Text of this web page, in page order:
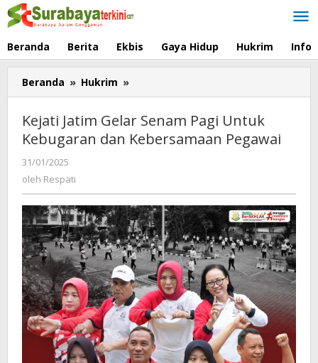
Lewati
ke
Beranda Berita Ekbis Gaya Hidup Hukrim Info
Beranda » Hukrim »
Jatim
Senam
Pagi
Pegawai
Kejati Jatim Gelar Senam Pagi Untuk
Kebugaran dan Kebersamaan Pegawai
31/01/2025
oleh Respati